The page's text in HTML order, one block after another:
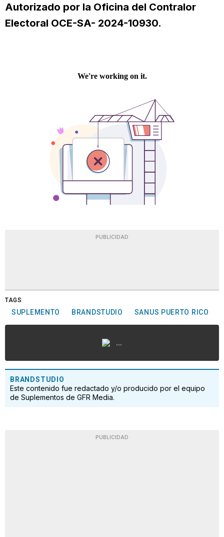
Autorizado por la Oficina del Contralor
Electoral OCE-SA- 2024-10930.
PUBLICIDAD
TAGS
SUPLEMENTO BRANDSTUDIO SANUS PUERTO RICO
...
BRANDSTUDIO
Este contenido fue redactado y/o producido por el equipo
de Suplementos de GFR Media.
PUBLICIDAD